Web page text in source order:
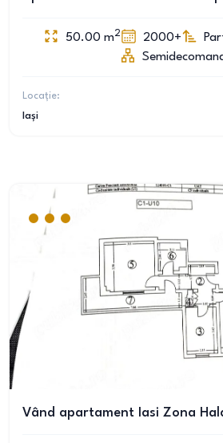
50.00 m2 2000+
Locație:
Iași
Vând apartament Iasi Zona